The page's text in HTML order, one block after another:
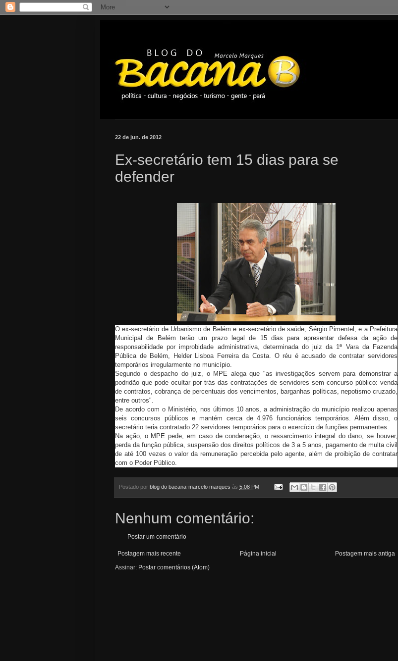
22 de jun. de 2012
Ex-secretário tem 15 dias para se
defender
O ex-secretário de Urbanismo de Belém e ex-secretário de saúde, Sérgio Pimentel, e a Prefeitura
Municipal de Belém terão um prazo legal de 15 dias para apresentar defesa da ação de
responsabilidade por improbidade administrativa, determinada do juiz da 1ª Vara da Fazenda
Pública de Belém, Helder Lisboa Ferreira da Costa. O réu é acusado de contratar servidores
temporários irregularmente no município.
Segundo o despacho do juiz, o MPE alega que "as investigações servem para demonstrar a
podridão que pode ocultar por trás das contratações de servidores sem concurso público: venda
de contratos, cobrança de percentuais dos vencimentos, barganhas políticas, nepotismo cruzado,
entre outros".
De acordo com o Ministério, nos últimos 10 anos, a administração do município realizou apenas
seis concursos públicos e mantém cerca de 4.976 funcionários temporários. Além disso, o
secretário teria contratado 22 servidores temporários para o exercício de funções permanentes.
Na ação, o MPE pede, em caso de condenação, o ressarcimento integral do dano, se houver,
perda da função pública, suspensão dos direitos políticos de 3 a 5 anos, pagamento de multa civil
de até 100 vezes o valor da remuneração percebida pelo agente, além de proibição de contratar
com o Poder Público.
Postado por blog do bacana-marcelo marques às 5:08 PM
Nenhum comentário:
Postar um comentário
Postagem mais recente Postagem mais antiga
Página inicial
Assinar: Postar comentários (Atom)